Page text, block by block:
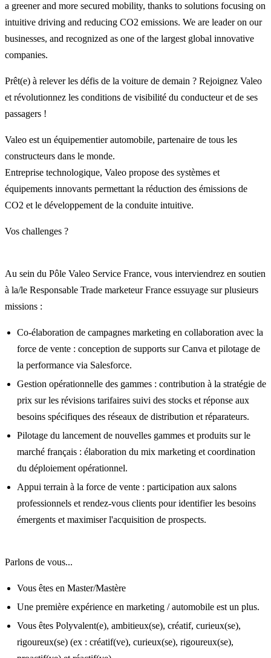
a greener and more secured mobility, thanks to solutions focusing on
intuitive driving and reducing CO2 emissions. We are leader on our
businesses, and recognized as one of the largest global innovative
companies.
Prêt(e) à relever les défis de la voiture de demain ? Rejoignez Valeo
et révolutionnez les conditions de visibilité du conducteur et de ses
passagers !
Valeo est un équipementier automobile, partenaire de tous les
constructeurs dans le monde.
Entreprise technologique, Valeo propose des systèmes et
équipements innovants permettant la réduction des émissions de
CO2 et le développement de la conduite intuitive.
Vos challenges ?
Au sein du Pôle Valeo Service France, vous interviendrez en soutien
à la/le Responsable Trade marketeur France essuyage sur plusieurs
missions :
Co-élaboration de campagnes marketing en collaboration avec la
force de vente : conception de supports sur Canva et pilotage de
la performance via Salesforce.
Gestion opérationnelle des gammes : contribution à la stratégie de
prix sur les révisions tarifaires suivi des stocks et réponse aux
besoins spécifiques des réseaux de distribution et réparateurs.
Pilotage du lancement de nouvelles gammes et produits sur le
marché français : élaboration du mix marketing et coordination
du déploiement opérationnel.
Appui terrain à la force de vente : participation aux salons
professionnels et rendez-vous clients pour identifier les besoins
émergents et maximiser l'acquisition de prospects.
Parlons de vous...
Vous êtes en Master/Mastère
Une première expérience en marketing / automobile est un plus.
Vous êtes Polyvalent(e), ambitieux(se), créatif, curieux(se),
rigoureux(se) (ex : créatif(ve), curieux(se), rigoureux(se),